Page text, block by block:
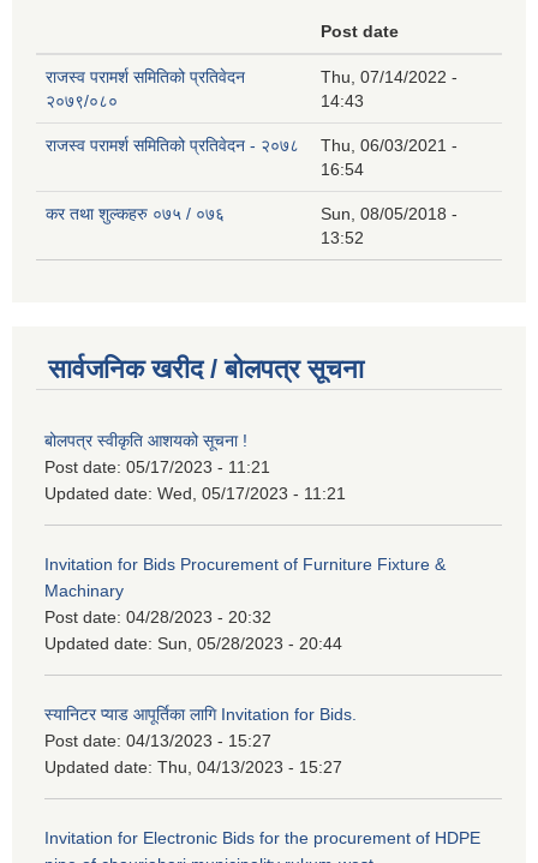
Post date
राजस्व परामर्श समितिको प्रतिवेदन
२०७९/०८०
Thu, 07/14/2022 -
14:43
राजस्व परामर्श समितिको प्रतिवेदन - २०७८
Thu, 06/03/2021 -
16:54
कर तथा शुल्कहरु ०७५ / ०७६
Sun, 08/05/2018 -
13:52
सार्वजनिक खरीद / बोलपत्र सूचना
बोलपत्र स्वीकृति आशयको सूचना !
Post date: 05/17/2023 - 11:21
Updated date: Wed, 05/17/2023 - 11:21
Invitation for Bids Procurement of Furniture Fixture &
Machinary
Post date: 04/28/2023 - 20:32
Updated date: Sun, 05/28/2023 - 20:44
स्यानिटर प्याड आपूर्तिका लागि Invitation for Bids.
Post date: 04/13/2023 - 15:27
Updated date: Thu, 04/13/2023 - 15:27
Invitation for Electronic Bids for the procurement of HDPE